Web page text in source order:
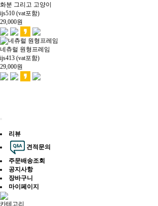
화분 그리고 고양이
ijs510 (vat포함)
29,000원
네츄럴 원형프레임
ijs413 (vat포함)
29,000원
리뷰
견적문의
주문배송조회
공지사항
장바구니
마이페이지
카테고리